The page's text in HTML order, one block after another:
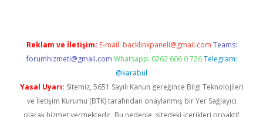
Reklam ve İletişim: E-mail: backlinkpaneli@gmail.com Teams:
forumhizmeti@gmail.com Whatsapp: 0262 606 0 726 Telegram:
@karabul
Yasal Uyarı: Sitemiz, 5651 Sayılı Kanun gereğince Bilgi Teknolojileri
ve İletişim Kurumu (BTK) tarafından onaylanmış bir Yer Sağlayıcı
olarak hizmet vermektedir. Bu nedenle, sitedeki içerikleri proaktif